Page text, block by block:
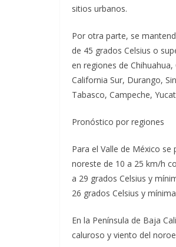
sitios urbanos.
Por otra parte, se
de 45 grados Celsius o
en regiones de
California Sur, Durango,
Tabasco, Campeche,
Pronóstico por regiones
Para el Valle de México
noreste de 10 a 25 km/h
a 29 grados Celsius y
26 grados Celsius y
En la Península de Baja
caluroso y viento del